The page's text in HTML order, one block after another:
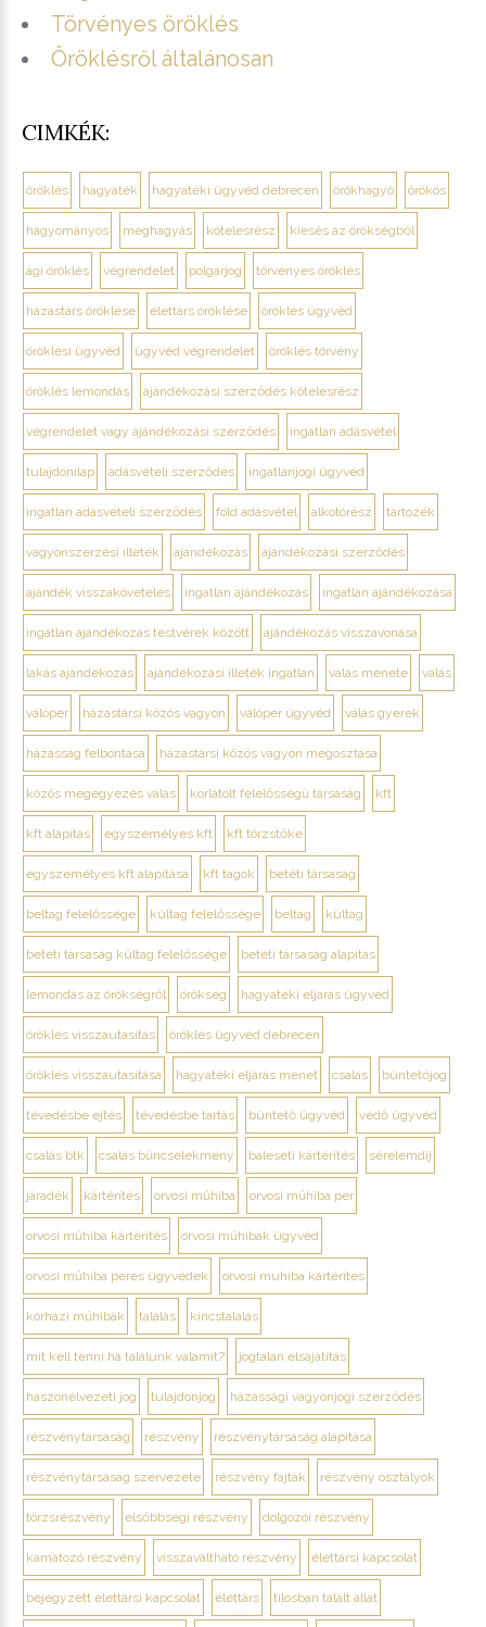
Törvényes öröklés
Öröklésről általánosan
CIMKÉK:
öröklés hagyaték hagyatéki ügyvéd debrecen örökhagyó örökös
hagyományos meghagyás kötelesrész kiesés az örökségből
ági öröklés végrendelet polgárjog törvényes öröklés
házastárs öröklése élettárs öröklése öröklés ügyvéd
öröklési ügyvéd ügyvéd végrendelet öröklés törvény
öröklés lemondás ajándékozási szerződés kötelesrész
végrendelet vagy ajándékozási szerződés ingatlan adásvétel
tulajdonilap adásvételi szerződés ingatlanjogi ügyvéd
ingatlan adásvételi szerződés föld adásvétel alkotórész tartozék
vagyonszerzési illeték ajándékozás ajándékozási szerződés
ajándék visszakövetelés ingatlan ajándékozás ingatlan ajándékozása
ingatlan ajándékozás testvérek között ajándékozás visszavonása
lakás ajándékozás ajándékozási illeték ingatlan válás menete válás
válóper házastársi közös vagyon válóper ügyvéd válás gyerek
házasság felbontása házastársi közös vagyon megosztása
közös megegyezés válás korlátolt felelősségű társaság kft
kft alapítás egyszemélyes kft kft törzstőke
egyszemélyes kft alapítása kft tagok betéti társaság
beltag felelőssége kültag felelőssége beltag kültag
betéti társaság kültag felelőssége betéti társaság alapítás
lemondás az örökségről örökség hagyatéki eljárás ügyvéd
öröklés visszautasítás öröklés ügyvéd debrecen
öröklés visszautasítása hagyatéki eljárás menet csalás büntetőjog
tévedésbe ejtés tévedésbe tartás büntető ügyvéd védő ügyvéd
csalás btk csalás bűncselekmény baleseti kártérítés sérelemdíj
járadék kártérítés orvosi műhiba orvosi műhiba per
orvosi műhiba kártérítés orvosi műhibák ügyvéd
orvosi műhiba peres ügyvédek orvosi muhiba kártérítes
kórházi műhibák találás kincstalálás
mit kell tenni ha találunk valamit? jogtalan elsajátítás
haszonélvezeti jog tulajdonjog házassági vagyonjogi szerződés
részvénytársaság részvény részvénytársaság alapítása
részvénytársaság szervezete részvény fajták részvény osztályok
törzsrészvény elsőbbségi részvény dolgozói részvény
kamatozó részvény visszaváltható részvény élettársi kapcsolat
bejegyzett élettársi kapcsolat élettárs tilosban talált állat